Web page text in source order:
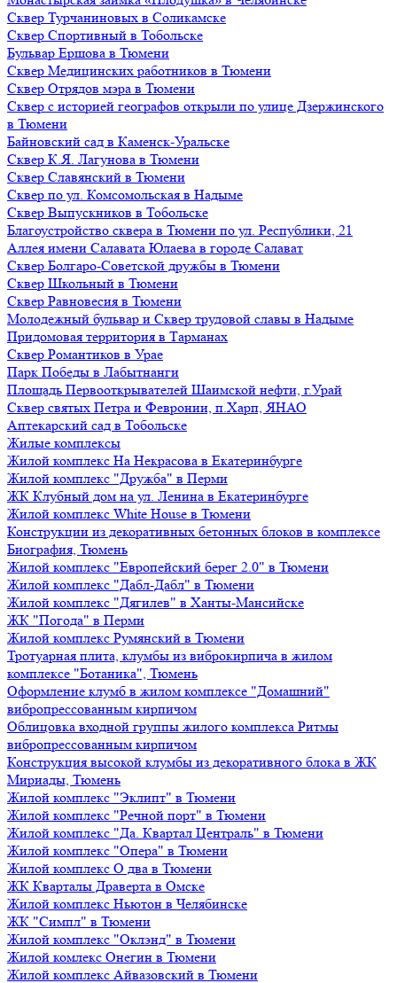
Сквер Турчаниновых в Соликамске
Сквер Спортивный в Тобольске
Бульвар Ершова в Тюмени
Сквер Медицинских работников в Тюмени
Сквер Отрядов мэра в Тюмени
Сквер с историей географов открыли по улице Дзержинского
в Тюмени
Байновский сад в Каменск-Уральске
Сквер К.Я. Лагунова в Тюмени
Сквер Славянский в Тюмени
Сквер по ул. Комсомольская в Надыме
Сквер Выпускников в Тобольске
Благоустройство сквера в Тюмени по ул. Республики, 21
Аллея имени Салавата Юлаева в городе Салават
Сквер Болгаро-Советской дружбы в Тюмени
Сквер Школьный в Тюмени
Сквер Равновесия в Тюмени
Молодежный бульвар и Сквер трудовой славы в Надыме
Придомовая территория в Тарманах
Сквер Романтиков в Урае
Парк Победы в Лабытнанги
Площадь Первооткрывателей Шаимской нефти, г.Урай
Сквер святых Петра и Февронии, п.Харп, ЯНАО
Аптекарский сад в Тобольске
Жилые комплексы
Жилой комплекс На Некрасова в Екатеринбурге
Жилой комплекс "Дружба" в Перми
ЖК Клубный дом на ул. Ленина в Екатеринбурге
Жилой комплекс White House в Тюмени
Конструкции из декоративных бетонных блоков в комплексе
Биография, Тюмень
Жилой комплекс "Европейский берег 2.0" в Тюмени
Жилой комплекс "Дабл-Дабл" в Тюмени
Жилой комплекс "Дягилев" в Ханты-Мансийске
ЖК "Погода" в Перми
Жилой комплекс Румянский в Тюмени
Тротуарная плита, клумбы из виброкирпича в жилом
комплексе "Ботаника", Тюмень
Оформление клумб в жилом комплексе "Домашний"
вибропрессованным кирпичом
Облицовка входной группы жилого комплекса Ритмы
вибропрессованным кирпичом
Конструкция высокой клумбы из декоративного блока в ЖК
Мириады, Тюмень
Жилой комплекс "Эклипт" в Тюмени
Жилой комплекс "Речной порт" в Тюмени
Жилой комплекс "Да. Квартал Централь" в Тюмени
Жилой комплекс "Опера" в Тюмени
Жилой комплекс О два в Тюмени
ЖК Кварталы Драверта в Омске
Жилой комплекс Ньютон в Челябинске
ЖК "Симпл" в Тюмени
Жилой комплекс "Оклэнд" в Тюмени
Жилой комлекс Онегин в Тюмени
Жилой комплекс Айвазовский в Тюмени